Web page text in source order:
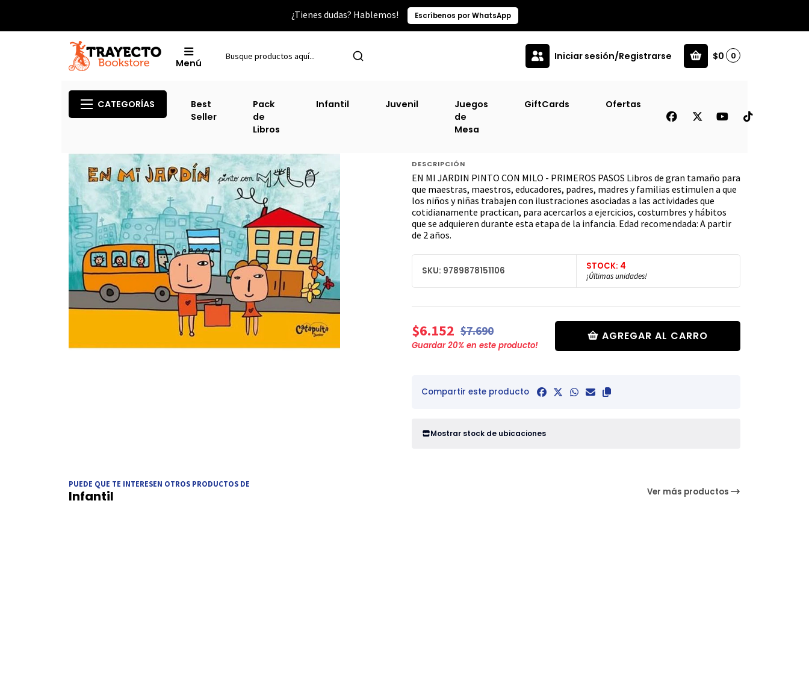
¿Tienes dudas? Hablemos! Escríbenos por WhatsApp
Menú
Iniciar sesión/Registrarse $0 0
CATEGORÍAS
Best
Seller
Pack
de
Libros
Infantil Juvenil
Juegos
de
Mesa
GiftCards Ofertas
En Mi Jardin Pinto Con Milo [ Inf ] (
DESCRIPCIÓN
EN MI JARDIN PINTO CON MILO - PRIMEROS PASOS Libros de gran tamaño para
que maestras, maestros, educadores, padres, madres y familias estimulen a que
los niños y niñas trabajen con ilustraciones asociadas a las actividades que
cotidianamente practican, para acercarlos a ejercicios, costumbres y hábitos
que se adquieren durante esta etapa de la infancia. Edad recomendada: A partir
de 2 años.
SKU: 9789878151106 STOCK: 4
¡Últimas unidades!
$6.152 $7.690
Guardar20% en este producto!
AGREGAR AL CARRO
Compartir este producto
Mostrar stock de ubicaciones
PUEDE QUE TE INTERESEN OTROS PRODUCTOS DE
Infantil Ver más productos